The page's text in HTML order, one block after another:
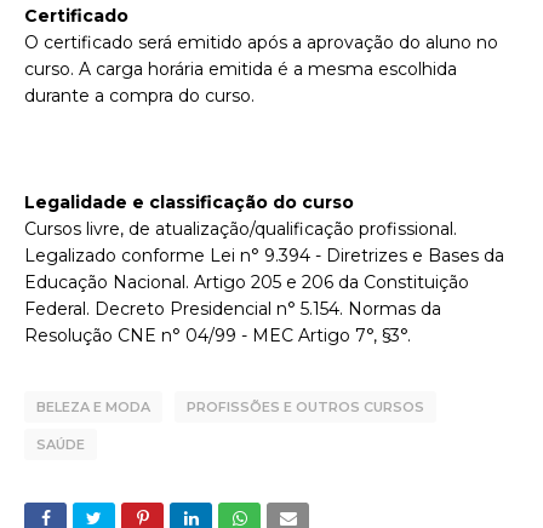
Certificado
O certificado será emitido após a aprovação do aluno no
curso. A carga horária emitida é a mesma escolhida
durante a compra do curso.
Legalidade e classificação do curso
Cursos livre, de atualização/qualificação profissional.
Legalizado conforme Lei n° 9.394 - Diretrizes e Bases da
Educação Nacional. Artigo 205 e 206 da Constituição
Federal. Decreto Presidencial n° 5.154. Normas da
Resolução CNE n° 04/99 - MEC Artigo 7°, §3°.
BELEZA E MODA PROFISSÕES E OUTROS CURSOS
SAÚDE